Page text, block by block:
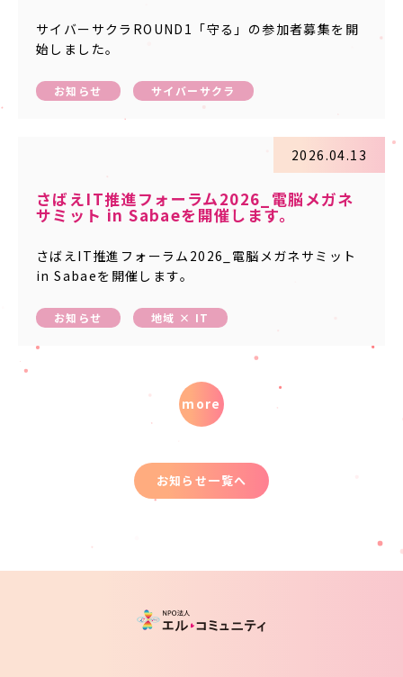
サイバーサクラROUND1「守る」の参加者募集を開
始しました。
お知らせ サイバーサクラ
2026.04.13
さばえIT推進フォーラム2026_電脳メガネ
サミット in Sabaeを開催します。
さばえIT推進フォーラム2026_電脳メガネサミット
in Sabaeを開催します。
お知らせ 地域 × IT
more
お知らせ一覧へ